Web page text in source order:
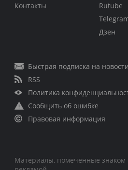
Контакты
Rutube
Дзен
Быстрая подписка на новости
RSS
Политика
Сообщить об ошибке
Правовая информация
Материалы, помеченные знаком